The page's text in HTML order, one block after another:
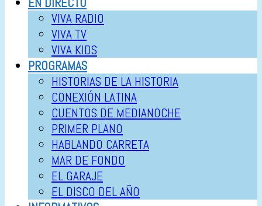
VIVA RADIO
VIVA TV
VIVA KIDS
PROGRAMAS
HISTORIAS DE LA HISTORIA
CONEXIÓN LATINA
CUENTOS DE MEDIANOCHE
PRIMER PLANO
HABLANDO CARRETA
MAR DE FONDO
EL GARAJE
EL DISCO DEL AÑO